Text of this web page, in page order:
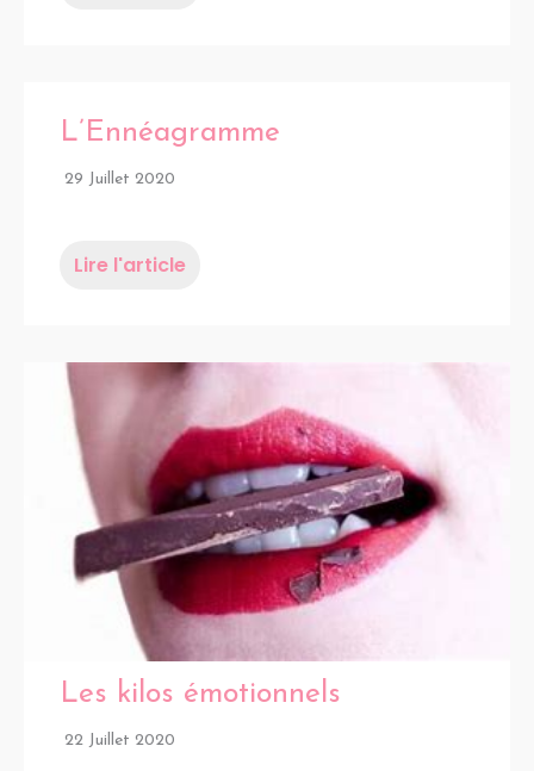
L’Ennéagramme
29 Juillet 2020
Lire l'article
Les kilos émotionnels
22 Juillet 2020